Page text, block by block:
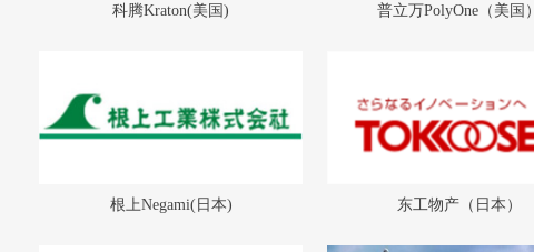
科腾Kraton(美国) 普立万PolyOne（美国）
根上Negami(日本) 东工物产（日本）